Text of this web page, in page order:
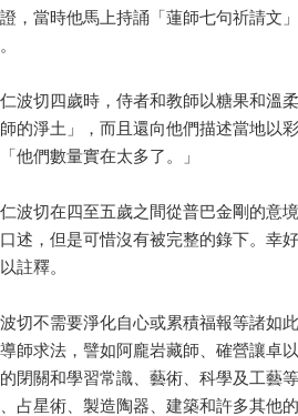
，當時他馬上持誦「蓮師七句祈請文
波切四歲時，侍者和教師以糖果和溫
的淨土」，而且還向他們描述當地以
他們數量實在太多了。」
波切在四至五歲之間從普巴金剛的意
述，但是可惜沒有被完整的錄下。幸
註釋。
切不需要淨化自心或累積福報等諸如
師求法，譬如阿龐岩藏師、確營讓卓
閉關和學習常識、藝術、科學及工藝
占星術、製造陶器、建築和許多其他的